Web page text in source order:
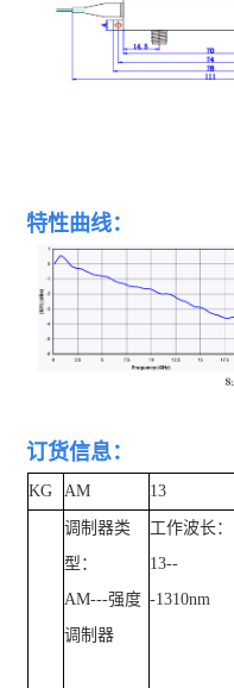
特性曲线：
订货信息：
KG AM 13
调制器类
型：
AM---强度
调制器
工作波长：
13--
-1310nm